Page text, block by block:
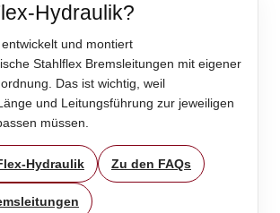
Hydraulik?
und montiert
Stahlflex Bremsleitungen mit eigener
Das ist wichtig, weil
und Leitungsführung zur jeweiligen
müssen.
Hydraulik Zu den FAQs